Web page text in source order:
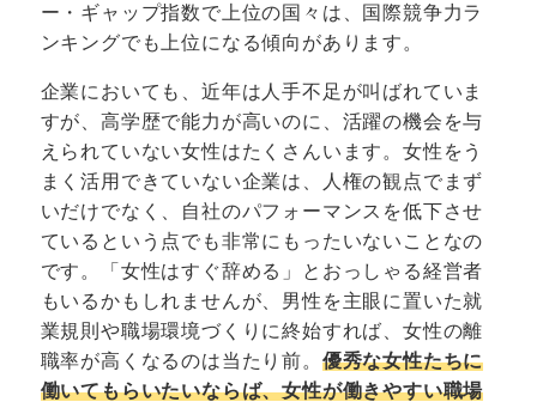
ー・ギャップ指数で上位の国々は、国際競争力ラ
ンキングでも上位になる傾向があります。
企業においても、近年は人手不足が叫ばれていま
すが、高学歴で能力が高いのに、活躍の機会を与
えられていない女性はたくさんいます。女性をう
まく活用できていない企業は、人権の観点でまず
いだけでなく、自社のパフォーマンスを低下させ
ているという点でも非常にもったいないことなの
です。「女性はすぐ辞める」とおっしゃる経営者
もいるかもしれませんが、男性を主眼に置いた就
業規則や職場環境づくりに終始すれば、女性の離
職率が高くなるのは当たり前。 優秀な女性たちに
働いてもらいたいならば、女性が働きやすい職場